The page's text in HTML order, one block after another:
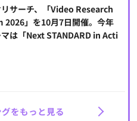
リサーチ、「Video Research
2026」を10月7日開催。今年
は「Next STANDARD in Acti
をもっと見る